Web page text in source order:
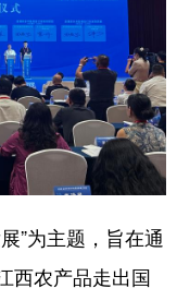
山西
江西
”为主题，旨在通
西农产品走出国